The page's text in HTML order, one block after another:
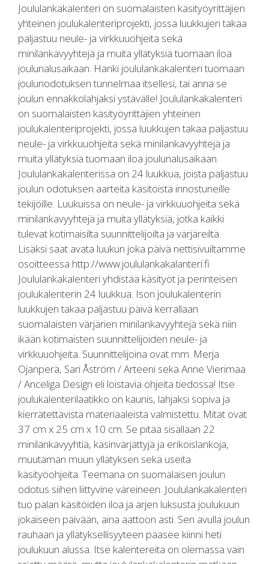
Joululankakalenteri on suomalaisten käsityöyrittäjien
yhteinen joulukalenteriprojekti, jossa luukkujen takaa
paljastuu neule- ja virkkuuohjeita sekä
minilankavyyhtejä ja muita yllätyksiä tuomaan iloa
joulunalusaikaan. Hanki joululankakalenteri tuomaan
joulunodotuksen tunnelmaa itsellesi, tai anna se
joulun ennakkolahjaksi ystävälle! Joululankakalenteri
on suomalaisten käsityöyrittäjien yhteinen
joulukalenteriprojekti, jossa luukkujen takaa paljastuu
neule- ja virkkuuohjeita sekä minilankavyyhtejä ja
muita yllätyksiä tuomaan iloa joulunalusaikaan.
Joululankakalenterissa on 24 luukkua, joista paljastuu
joulun odotuksen aarteita käsitöistä innostuneille
tekijöille. Luukuissa on neule- ja virkkuuohjeita sekä
minilankavyyhtejä ja muita yllätyksiä, jotka kaikki
tulevat kotimaisilta suunnittelijoilta ja värjäreiltä.
Lisäksi saat avata luukun joka päivä nettisivuiltamme
osoitteessa http://www.joululankakalanteri.fi
Joululankakalenteri yhdistää käsityöt ja perinteisen
joulukalenterin 24 luukkua. Ison joulukalenterin
luukkujen takaa paljastuu päivä kerrallaan
suomalaisten värjärien minilankavyyhtejä sekä niin
ikään kotimaisten suunnittelijoiden neule- ja
virkkuuohjeita. Suunnittelijoina ovat mm. Merja
Ojanperä, Sari Åström / Arteeni sekä Anne Vierimaa
/ Anceliga Design eli loistavia ohjeita tiedossa! Itse
joulukalenterilaatikko on kaunis, lahjaksi sopiva ja
kierrätettävistä materiaaleista valmistettu. Mitat ovat
37 cm x 25 cm x 10 cm. Se pitää sisällään 22
minilankavyyhtiä, käsinvärjättyjä ja erikoislankoja,
muutaman muun yllätyksen sekä useita
käsityöohjeita. Teemana on suomalaisen joulun
odotus siihen liittyvine väreineen. Joululankakalenteri
tuo palan käsitöiden iloa ja arjen luksusta joulukuun
jokaiseen päivään, aina aattoon asti. Sen avulla joulun
rauhaan ja yllätyksellisyyteen pääsee kiinni heti
joulukuun alussa. Itse kalentereita on olemassa vain